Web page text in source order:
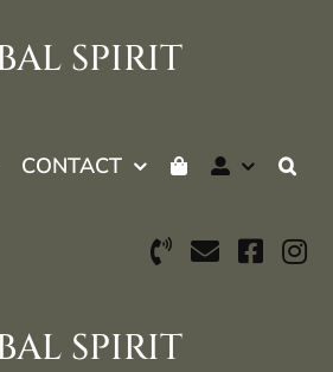
SPIRIT
CONTACT
SPIRIT